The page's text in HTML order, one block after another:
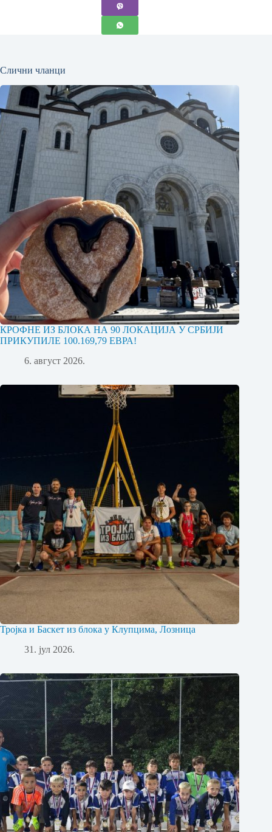
Слични чланци
КРОФНЕ ИЗ БЛОКА НА 90 ЛОКАЦИЈА У СРБИЈИ
ПРИКУПИЛЕ 100.169,79 ЕВРА!
6. август 2026.
Тројка и Баскет из блока у Клупцима, Лозница
31. јул 2026.